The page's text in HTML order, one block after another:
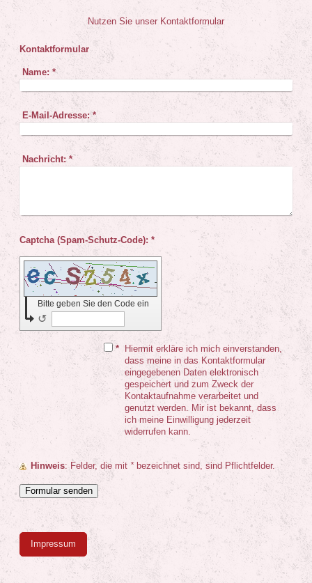
Nutzen Sie unser Kontaktformular
Kontaktformular
Name: *
E-Mail-Adresse:*
Nachricht:*
Captcha (Spam-Schutz-Code): *
Bitte geben Sie den Code ein
↺
*
Hiermit erkläre ich mich einverstanden,
dass meine in das Kontaktformular
eingegebenen Daten elektronisch
gespeichert und zum Zweck der
Kontaktaufnahme verarbeitet und
genutzt werden. Mir ist bekannt, dass
ich meine Einwilligung jederzeit
widerrufen kann.
Hinweis : Felder, die mit *bezeichnet sind, sind Pflichtfelder.
Impressum